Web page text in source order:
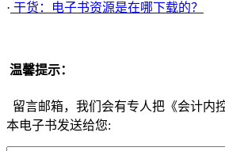
· 干货：电子书资源是在哪下载的？
温馨提示：
留言邮箱，我们会有专人把《会计内
本电子书发送给您: